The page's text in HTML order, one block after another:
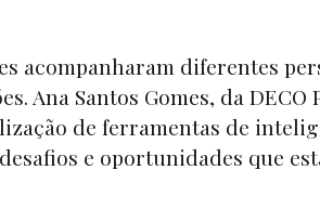
acompanharam diferentes
Ana Santos Gomes, da DECO
de ferramentas de
e oportunidades que